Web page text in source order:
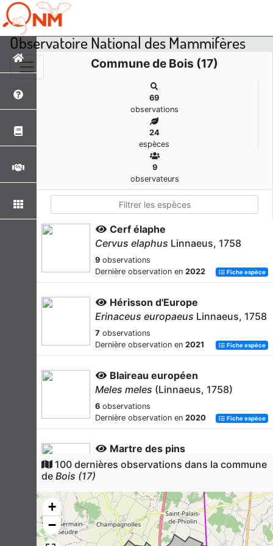
Observatoire National des Mammifères
Commune de Bois (17)
69
observations
24
espèces
9
observateurs
Cerf élaphe
Cervus elaphus Linnaeus, 1758
9 observations
Dernière observation en 2022 Fiche espèce
Hérisson d'Europe
Erinaceus europaeus Linnaeus, 1758
7 observations
Dernière observation en 2021 Fiche espèce
Blaireau européen
Meles meles (Linnaeus, 1758)
6 observations
Dernière observation en 2020 Fiche espèce
Martre des pins
Martes martes(Linnaeus, 1758)
Dernière observation en
2020 Fiche espèce
Chevreuil européen
Capreolus capreolus(Linnaeus,
100 dernières observations dans la commune
de Bois (17)
+
−